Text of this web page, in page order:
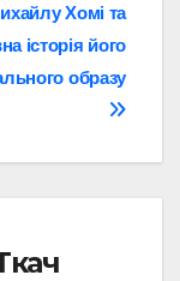
Хомі та
історія його
образу